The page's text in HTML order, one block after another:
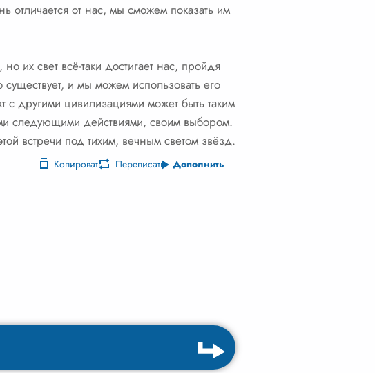
отличается от нас, мы сможем показать им
их свет всё-таки достигает нас, пройдя
и мы можем использовать его
с другими цивилизациями может быть таким
следующими действиями, своим выбором.
встречи под тихим, вечным светом звёзд.
Копировать Переписать Дополнить